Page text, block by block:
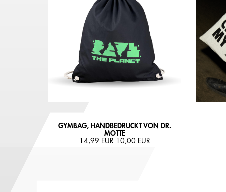
GYMBAG, HANDBEDRUCKT VON DR.
MOTTE
14,99 EUR10,00 EUR